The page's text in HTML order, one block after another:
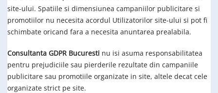
site-ului. Spatiile si dimensiunea campaniilor publicitare si
promotiilor nu necesita acordul Utilizatorilor site-ului si pot fi
schimbate oricand fara a necesita anuntarea prealabila.
Consultanta GDPR Bucuresti nu isi asuma responsabilitatea
pentru prejudiciile sau pierderile rezultate din campaniile
publicitare sau promotiile organizate in site, altele decat cele
organizate strict pe site.